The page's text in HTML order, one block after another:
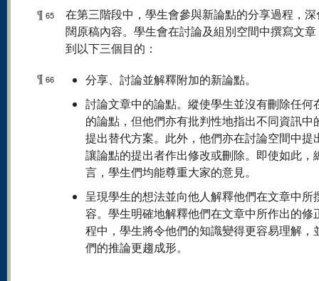
¶ 65
在第三階段中，學生會參與新論點的分享過程，
闊原稿內容。學生會在討論及組別空間中撰寫文
到以下三個目的：
¶ 66
分享、討論並解釋附加的新論點。
討論文章中的論點。縱使學生並沒有刪除任何
的論點，但他們亦有批判性地指出不同資訊中
提出替代方案。此外，他們亦在討論空間中提
讓論點的提出者作出修改或刪除。即使如此，
言，學生們均能尊重大家的意見。
呈現學生的想法並向他人解釋他們在文章中所
容。學生明確地解釋他們在文章中所作出的修
程中，學生將令他們的知識變得更容易理解，
們的推論更趨成形。